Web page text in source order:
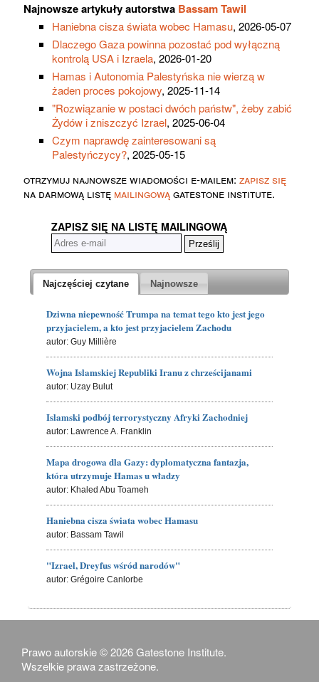
Najnowsze artykuły autorstwa Bassam Tawil
Haniebna cisza świata wobec Hamasu, 2026-05-07
Dlaczego Gaza powinna pozostać pod wyłączną
kontrolą USA i Izraela, 2026-01-20
Hamas i Autonomia Palestyńska nie wierzą w
żaden proces pokojowy, 2025-11-14
"Rozwiązanie w postaci dwóch państw", żeby zabić
Żydów i zniszczyć Izrael, 2025-06-04
Czym naprawdę zainteresowani są
Palestyńczycy?, 2025-05-15
otrzymuj najnowsze wiadomości e-mailem: zapisz się
na darmową listę mailingowągatestone institute.
ZAPISZ SIĘ NA LISTĘ MAILINGOWĄ
Najczęściej czytane Najnowsze
Dziwna niepewność Trumpa na temat tego kto jest jego
przyjacielem, a kto jest przyjacielem Zachodu
autor: Guy Millière
Wojna Islamskiej Republiki Iranu z chrześcijanami
autor: Uzay Bulut
Islamski podbój terrorystyczny Afryki Zachodniej
autor: Lawrence A. Franklin
Mapa drogowa dla Gazy: dyplomatyczna fantazja,
która utrzymuje Hamas u władzy
autor: Khaled Abu Toameh
Haniebna cisza świata wobec Hamasu
autor: Bassam Tawil
"Izrael, Dreyfus wśród narodów"
autor: Grégoire Canlorbe
Prawo autorskie © 2026 Gatestone Institute.
Wszelkie prawa zastrzeżone.